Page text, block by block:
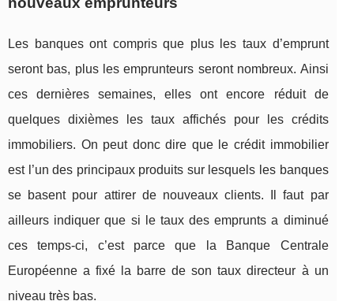
Les banques ont compris que plus les taux d’emprunt
seront bas, plus les emprunteurs seront nombreux. Ainsi
ces dernières semaines, elles ont encore réduit de
quelques dixièmes les taux affichés pour les crédits
immobiliers. On peut donc dire que le crédit immobilier
est l’un des principaux produits sur lesquels les banques
se basent pour attirer de nouveaux clients. Il faut par
ailleurs indiquer que si le taux des emprunts a diminué
ces temps-ci, c’est parce que la Banque Centrale
Européenne a fixé la barre de son taux directeur à un
niveau très bas.